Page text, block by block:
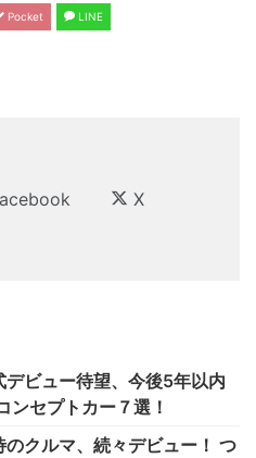
Pocket LINE
X
ビュー待望、今後5年以内
ンセプトカー７選！
クルマ、続々デビュー！ つ